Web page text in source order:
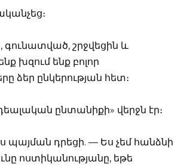
գունատված, շրջվեցին և
խզում ենք բոլոր
ձեր ընկերության հետ։
ընտանիքի» վերջն էր։
պայման դրեցի. — Ես չեմ հանձնի
ոստիկանությանը, եթե